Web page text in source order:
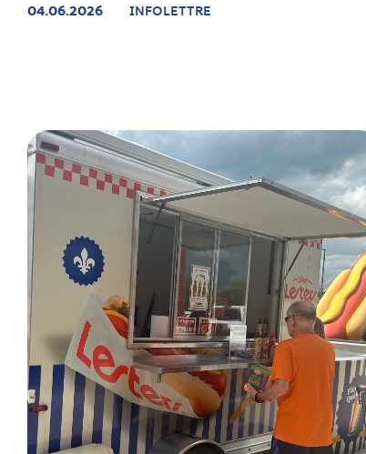
04.06.2026 INFOLETTRE